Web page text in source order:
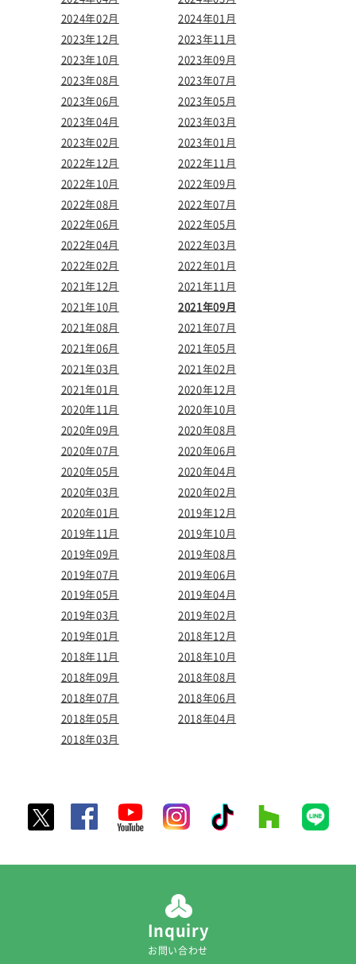
2024年02月
2024年01月
2023年12月
2023年11月
2023年10月
2023年09月
2023年08月
2023年07月
2023年06月
2023年05月
2023年04月
2023年03月
2023年02月
2023年01月
2022年12月
2022年11月
2022年10月
2022年09月
2022年08月
2022年07月
2022年06月
2022年05月
2022年04月
2022年03月
2022年02月
2022年01月
2021年12月
2021年11月
2021年10月
2021年09月
2021年08月
2021年07月
2021年06月
2021年05月
2021年03月
2021年02月
2021年01月
2020年12月
2020年11月
2020年10月
2020年09月
2020年08月
2020年07月
2020年06月
2020年05月
2020年04月
2020年03月
2020年02月
2020年01月
2019年12月
2019年11月
2019年10月
2019年09月
2019年08月
2019年07月
2019年06月
2019年05月
2019年04月
2019年03月
2019年02月
2019年01月
2018年12月
2018年11月
2018年10月
2018年09月
2018年08月
2018年07月
2018年06月
2018年05月
2018年04月
2018年03月
Inquiry
お問い合わせ